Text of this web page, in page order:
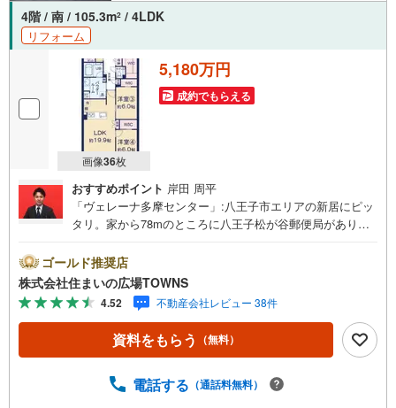
4階 / 南 / 105.3m2 / 4LDK
リフォーム
画像36枚
5,180万円
成約でもらえる
おすすめポイント 岸田 周平
「ヴェレーナ多摩センター」:八王子市エリアの新居にピッ
タリ。家から78mのところに八王子松が谷郵便局がありま
ョンです。バルコニーの広さが4.6平米の物件です。南向き
の物件です。家族におすすめな4LDK。設備も充実していま
す。浴室乾燥機付きの物件なので、乾燥機で浴室を乾燥さ
せることができるのでカビの繁殖を防ぐことに役立ちま
す。【年中無休/9:00～21:00】人気物件は特にお問い合わ
せが集中するため、お早めにお電話下さい。「室内・現地
す。■その他、各種ご相談も承っております。○住宅ローン
ゴールド推奨店
株式会社住まいの広場TOWNS
4.52 不動産会社レビュー 38件
資料をもらう （無料）
電話する （通話料無料）